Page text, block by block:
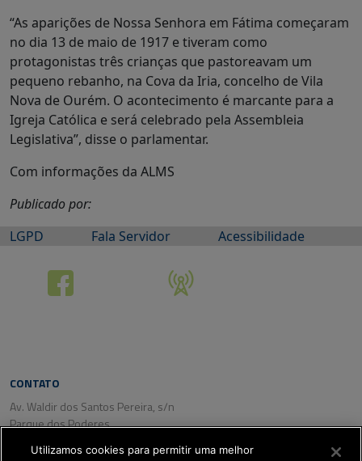
“As aparições de Nossa Senhora em Fátima começaram
no dia 13 de maio de 1917 e tiveram como
protagonistas três crianças que pastoreavam um
pequeno rebanho, na Cova da Iria, concelho de Vila
Nova de Ourém. O acontecimento é marcante para a
Igreja Católica e será celebrado pela Assembleia
Legislativa”, disse o parlamentar.
Com informações da ALMS
Publicado por:
LGPD
Fala Servidor Acessibilidade
CONTATO
Av. Waldir dos Santos Pereira, s/n
Parque dos Poderes
Campo Grande/ MS
Utilizamos cookies para permitir uma melhor